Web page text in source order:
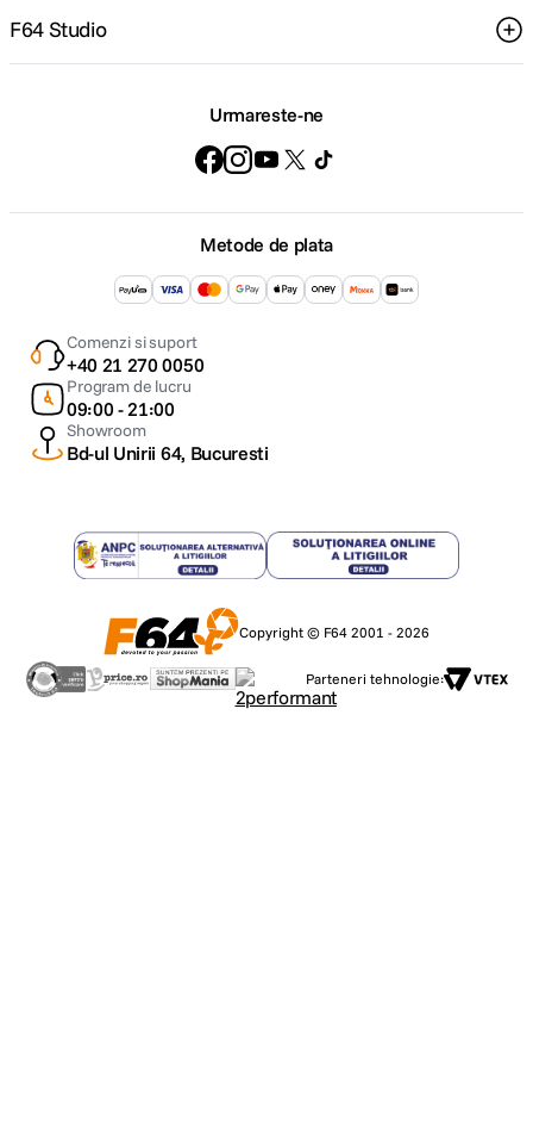
F64 Studio
Urmareste-ne
Metode de plata
Comenzi si suport
+40 21 270 0050
Program de lucru
09:00 - 21:00
Showroom
Bd-ul Unirii 64, Bucuresti
Copyright © F64 2001 - 2026
Parteneri tehnologie: